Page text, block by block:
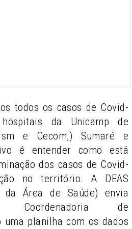
todos os casos de Covid-
da Unicamp de
e Cecom,) Sumaré e
é entender como está
dos casos de Covid-
no território. A DEAS
da Área de Saúde) envia
Coordenadoria de
uma planilha com os dados